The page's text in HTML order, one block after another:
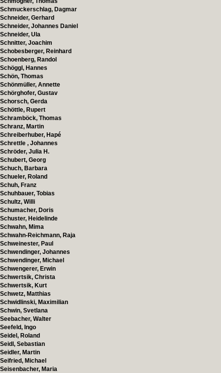
Schmuckerschlag, Dagmar
Schneider, Gerhard
Schneider, Johannes Daniel
Schneider, Ula
Schnitter, Joachim
Schobesberger, Reinhard
Schoenberg, Randol
Schöggl, Hannes
Schön, Thomas
Schönmüller, Annette
Schörghofer, Gustav
Schorsch, Gerda
Schöttle, Rupert
Schramböck, Thomas
Schranz, Martin
Schreiberhuber, Hapé
Schrettle , Johannes
Schröder, Julia H.
Schubert, Georg
Schuch, Barbara
Schueler, Roland
Schuh, Franz
Schuhbauer, Tobias
Schultz, Willi
Schumacher, Doris
Schuster, Heidelinde
Schwahn, Mima
Schwahn-Reichmann, Raja
Schweinester, Paul
Schwendinger, Johannes
Schwendinger, Michael
Schwengerer, Erwin
Schwertsik, Christa
Schwertsik, Kurt
Schwetz, Matthias
Schwidlinski, Maximilian
Schwin, Svetlana
Seebacher, Walter
Seefeld, Ingo
Seidel, Roland
Seidl, Sebastian
Seidler, Martin
Seifried, Michael
Seisenbacher, Maria